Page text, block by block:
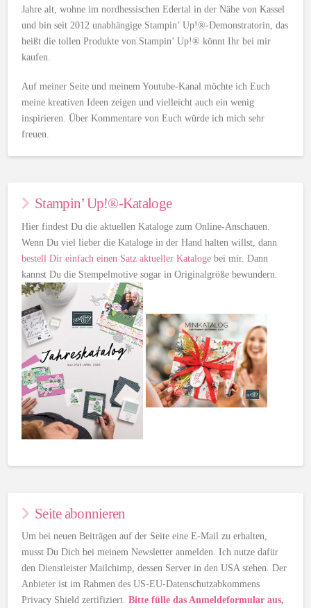
Jahre alt, wohne im nordhessischen Edertal in der Nähe von Kassel
und bin seit 2012 unabhängige Stampin’ Up!®-Demonstratorin, das
heißt die tollen Produkte von Stampin’ Up!® könnt Ihr bei mir
kaufen.
Auf meiner Seite und meinem Youtube-Kanal möchte ich Euch
meine kreativen Ideen zeigen und vielleicht auch ein wenig
inspirieren. Über Kommentare von Euch würde ich mich sehr
freuen.
Stampin’ Up!®-Kataloge
Hier findest Du die aktuellen Kataloge zum Online-Anschauen.
Wenn Du viel lieber die Kataloge in der Hand halten willst, dann
bestell Dir einfach einen Satz aktueller Kataloge bei mir. Dann
kannst Du die Stempelmotive sogar in Originalgröße bewundern.
Seite abonnieren
Um bei neuen Beiträgen auf der Seite eine E-Mail zu erhalten,
musst Du Dich bei meinem Newsletter anmelden. Ich nutze dafür
den Dienstleister Mailchimp, dessen Server in den USA stehen. Der
Anbieter ist im Rahmen des US-EU-Datenschutzabkommens
Privacy Shield zertifiziert.Bitte fülle das Anmeldeformular aus,